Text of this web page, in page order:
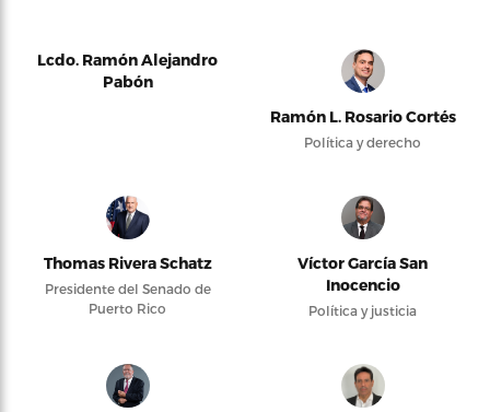
Lcdo. Ramón Alejandro
Pabón
Ramón L. Rosario Cortés
Política y derecho
Thomas Rivera Schatz
Presidente del Senado de
Puerto Rico
Víctor García San
Inocencio
Política y justicia